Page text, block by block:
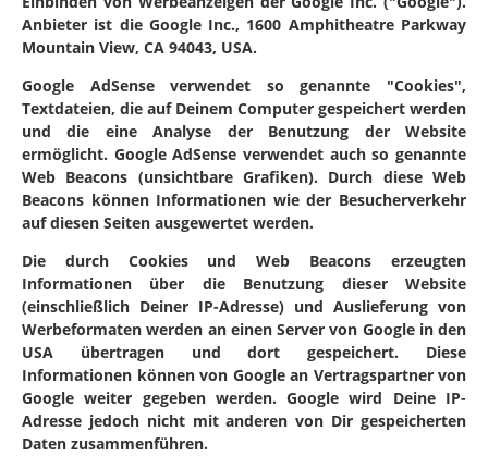
Anbieter ist die Google Inc., 1600 Amphitheatre Parkway
Mountain View, CA 94043, USA.
Google AdSense verwendet so genannte "Cookies",
Textdateien, die auf Deinem Computer gespeichert werden
und die eine Analyse der Benutzung der Website
ermöglicht. Google AdSense verwendet auch so genannte
Web Beacons (unsichtbare Grafiken). Durch diese Web
Beacons können Informationen wie der Besucherverkehr
auf diesen Seiten ausgewertet werden.
Die durch Cookies und Web Beacons erzeugten
Informationen über die Benutzung dieser Website
(einschließlich Deiner IP-Adresse) und Auslieferung von
Werbeformaten werden an einen Server von Google in den
USA übertragen und dort gespeichert. Diese
Informationen können von Google an Vertragspartner von
Google weiter gegeben werden. Google wird Deine IP-
Adresse jedoch nicht mit anderen von Dir gespeicherten
Daten zusammenführen.